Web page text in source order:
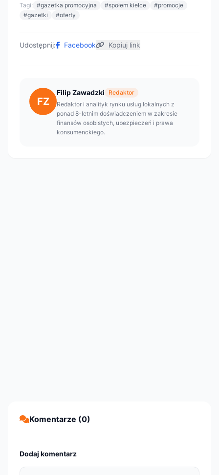
Tagi: #gazetka promocyjna #społem kielce
#promocje
#gazetki
#oferty
Udostępnij: Facebook Kopiuj link
FZ
Filip Zawadzki
Redaktor
Redaktor i analityk rynku usług lokalnych z
ponad 8-letnim doświadczeniem w zakresie
finansów osobistych, ubezpieczeń i prawa
konsumenckiego.
Komentarze (0)
Dodaj komentarz